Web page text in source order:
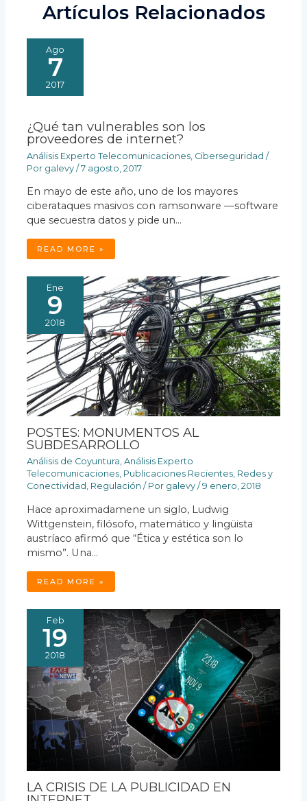
Artículos Relacionados
Ago
7
2017
¿Qué tan vulnerables son los
proveedores de internet?
Análisis Experto Telecomunicaciones Ciberseguridad /
Por galevy/7 agosto, 2017
En mayo de este año, uno de los mayores
ciberataques masivos con ramsonware —software
que secuestra datos y pide un…
READ MORE »
Ene
9
2018
POSTES: MONUMENTOS AL
SUBDESARROLLO
Análisis de Coyuntura,Análisis Experto
Telecomunicaciones, Publicaciones Recientes, Redes y
Conectividad , Regulación / Por galevy/9 enero, 2018
Hace aproximadamene un siglo, Ludwig
Wittgenstein, filósofo, matemático y lingüista
austríaco afirmó que “Ética y estética son lo
mismo”. Una…
READ MORE »
Feb
19
2018
LA CRISIS DE LA PUBLICIDAD EN